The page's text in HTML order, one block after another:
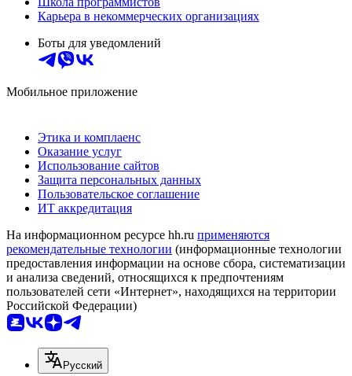
Карьера в некоммерческих организациях
Боты для уведомлений
Мобильное приложение
Этика и комплаенс
Оказание услуг
Использование сайтов
Защита персональных данных
Пользовательское соглашение
ИТ аккредитация
На информационном ресурсе hh.ru применяются
рекомендательные технологии (информационные технологии
предоставления информации на основе сбора, систематизации
и анализа сведений, относящихся к предпочтениям
пользователей сети «Интернет», находящихся на территории
Российской Федерации)
Русский